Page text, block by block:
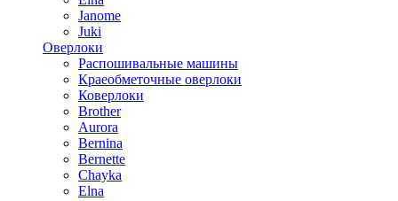
Janome
Juki
Оверлоки
Распошивальные машины
Краеобметочные оверлоки
Коверлоки
Brother
Aurora
Bernina
Bernette
Chayka
Elna